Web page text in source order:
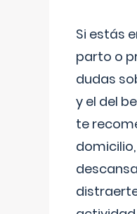
Si estás
parto o
dudas
y el del
te